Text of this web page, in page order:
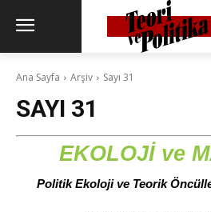
Ana Sayfa Arşiv Sayı 31
SAYI 31
EKOLOJİ ve
Politik Ekoloji ve Teorik